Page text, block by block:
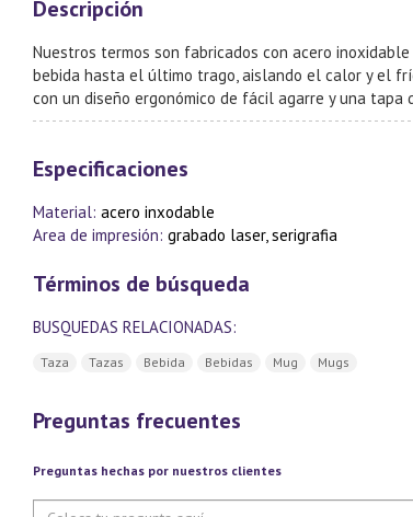
Descripción
Nuestros termos son fabricados con acero
bebida hasta el último trago, aislando el calor y el
con un diseño ergonómico de fácil agarre y una
Especificaciones
Material: acero inxodable
Area de impresión: grabado laser, serigrafia
Términos de búsqueda
BUSQUEDAS RELACIONADAS:
Taza Tazas Bebida Bebidas Mug Mugs
Preguntas frecuentes
Preguntas hechas por nuestros clientes